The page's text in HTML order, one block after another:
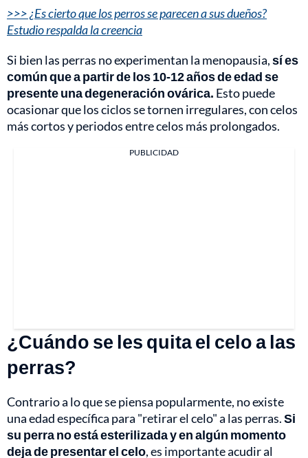
>>> ¿Es cierto que los perros se parecen a sus dueños?
Estudio respalda la creencia
Si bien las perras no experimentan la menopausia,sí es
común que a partir de los 10-12 años de edad se
presente una degeneración ovárica. Esto puede
ocasionar que los ciclos se tornen irregulares, con celos
más cortos y periodos entre celos más prolongados.
PUBLICIDAD
¿Cuándo se les quita el celo a las
perras?
Contrario a lo que se piensa popularmente, no existe
una edad específica para "retirar el celo" a las perras.Si
su perra no está esterilizada y en algún momento
deja de presentar el celo, es importante acudir al